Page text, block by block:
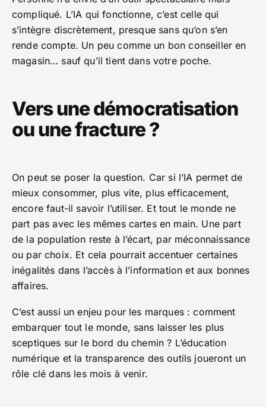
compliqué. L’IA qui fonctionne, c’est celle qui
s’intègre discrètement, presque sans qu’on s’en
rende compte. Un peu comme un bon conseiller en
magasin… sauf qu’il tient dans votre poche.
Vers une démocratisation
ou une fracture ?
On peut se poser la question. Car si l’IA permet de
mieux consommer, plus vite, plus efficacement,
encore faut-il savoir l’utiliser. Et tout le monde ne
part pas avec les mêmes cartes en main. Une part
de la population reste à l’écart, par méconnaissance
ou par choix. Et cela pourrait accentuer certaines
inégalités dans l’accès à l’information et aux bonnes
affaires.
C’est aussi un enjeu pour les marques : comment
embarquer tout le monde, sans laisser les plus
sceptiques sur le bord du chemin ? L’éducation
numérique et la transparence des outils joueront un
rôle clé dans les mois à venir.